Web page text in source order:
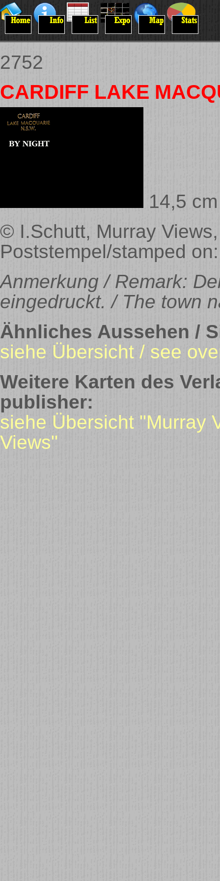
2752
CARDIFF LAKE
14,5
© I.Schutt, Murray
Poststempel/stamped
Anmerkung / Remark:
eingedruckt. / The town
Ähnliches Aussehen /
siehe Übersicht / see
Weitere Karten des
publisher:
siehe Übersicht "Murray
Views"